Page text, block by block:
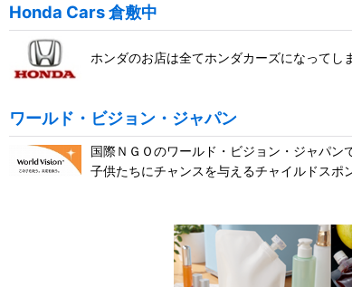
Honda Cars 倉敷中
ホンダのお店は全てホンダカーズになってし
ワールド・ビジョン・ジャパン
国際ＮＧＯのワールド・ビジョン・ジャパン
子供たちにチャンスを与えるチャイルドスポ